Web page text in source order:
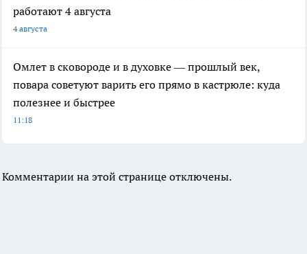
работают 4 августа
4 августа
Омлет в сковороде и в духовке — прошлый век,
повара советуют варить его прямо в кастрюле: куда
полезнее и быстрее
11:18
Комментарии на этой странице отключены.